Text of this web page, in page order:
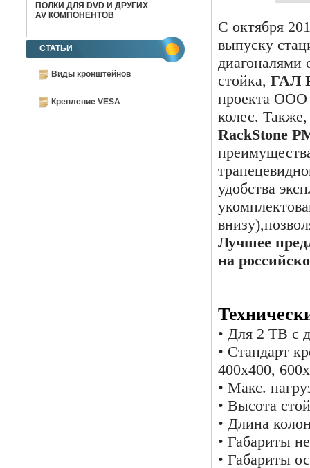
ПОЛКИ ДЛЯ DVD И ДРУГИХ
AV КОМПОНЕНТОВ
СТАТЬИ
Виды кронштейнов
Крепление VESA
С октября
выпуску
диагоналями
стойка, ГАЛ
проекта ООО
колес.
RackStone
удобства
Лучшее
на
• Для 2 ТВ с
• Стандарт
400х400,
• Макс.
• Высота
• Длина
• Габариты
• Габариты